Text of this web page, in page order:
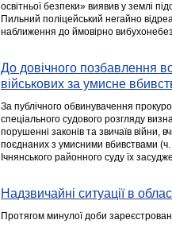
освітньої безпеки» виявив у землі
Пильний поліцейський негайно
наближення до ймовірно
До довічного позбавлення
військових за умисне
За публічного обвинувачення
спеціального судового розгляду
порушенні законів та звичаїв
поєднаних з умисними вбивствами
Ічнянського районного суду їх
Надзвичайні ситуації в
Протягом минулої доби